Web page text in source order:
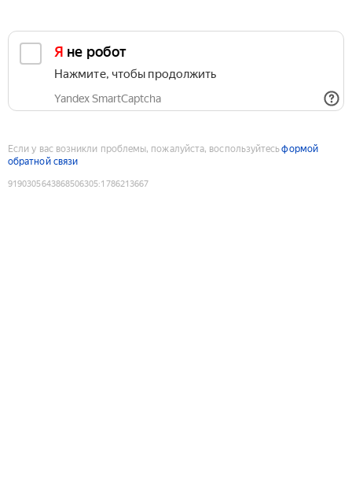
Я не робот
Нажмите, чтобы продолжить
Yandex SmartCaptcha
Если у вас возникли проблемы, пожалуйста, воспользуйтесьформой
обратной связи
9190305643868506305:1786213667